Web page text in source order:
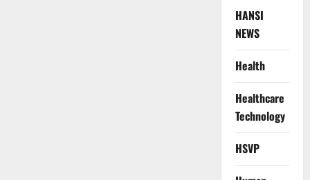
HANSI
NEWS
Health
Healthcare
Technology
HSVP